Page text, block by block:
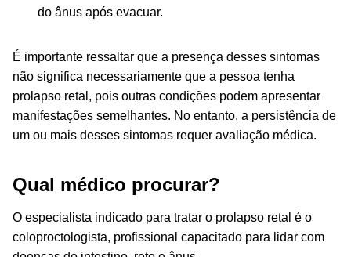
do ânus após evacuar.
É importante ressaltar que a presença desses sintomas
não significa necessariamente que a pessoa tenha
prolapso retal, pois outras condições podem apresentar
manifestações semelhantes. No entanto, a persistência de
um ou mais desses sintomas requer avaliação médica.
Qual médico procurar?
O especialista indicado para tratar o prolapso retal é o
coloproctologista, profissional capacitado para lidar com